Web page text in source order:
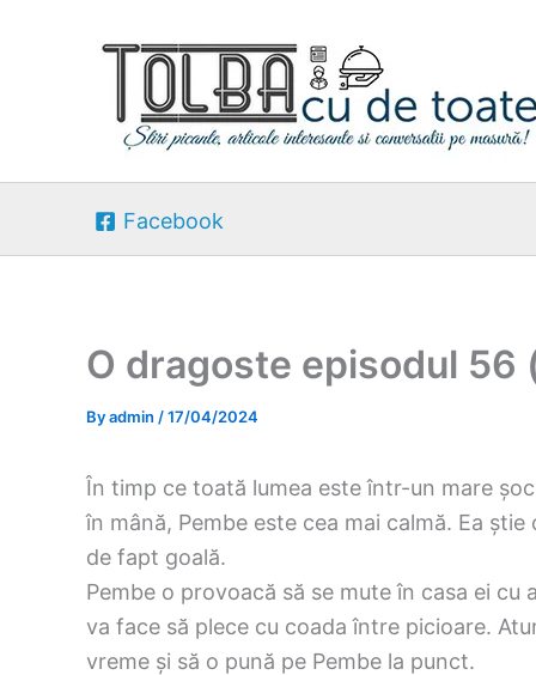
Facebook
O dragoste episodul 56
Byadmin /17/04/2024
În timp ce toată lumea este într-un mare
în mână, Pembe este cea mai calmă. Ea
de fapt goală.
Pembe o provoacă să se mute în casa ei
va face să plece cu coada între picioare.
vreme și să o pună pe Pembe la punct.